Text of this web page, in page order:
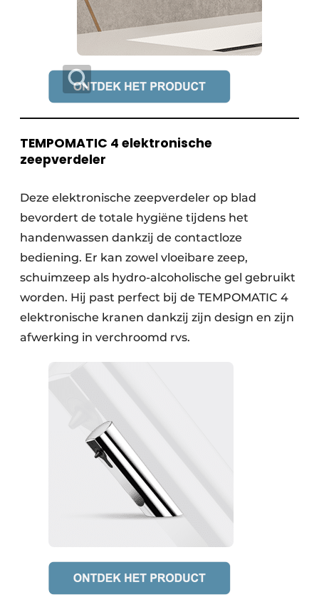
TEMPOMATIC 4 elektronische
zeepverdeler
Deze elektronische zeepverdeler op blad
bevordert de totale hygiëne tijdens het
handenwassen dankzij de contactloze
bediening. Er kan zowel vloeibare zeep,
schuimzeep als hydro-alcoholische gel gebruikt
worden. Hij past perfect bij de TEMPOMATIC 4
elektronische kranen dankzij zijn design en zijn
afwerking in verchroomd rvs.